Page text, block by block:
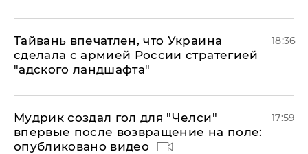
Тайвань впечатлен, что Украина
сделала с армией России стратегией
"адского ландшафта"
18:36
Мудрик создал гол для "Челси"
впервые после возвращение на поле:
опубликовано видео
17:59